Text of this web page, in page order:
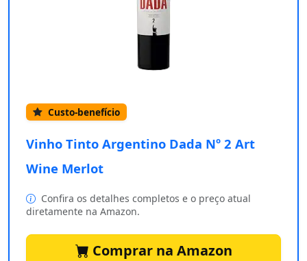
Custo-benefício
Vinho Tinto Argentino Dada Nº 2 Art
Wine Merlot
Confira os detalhes completos e o preço atual
diretamente na Amazon.
Comprar na Amazon